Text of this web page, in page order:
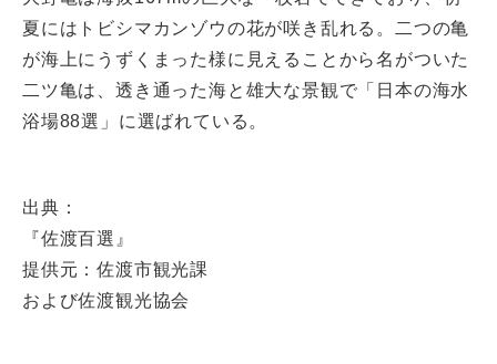
夏にはトビシマカンゾウの花が咲き乱れる。二つの亀
が海上にうずくまった様に見えることから名がついた
二ツ亀は、透き通った海と雄大な景観で「日本の海水
浴場88選」に選ばれている。
出典：
『佐渡百選』
提供元：佐渡市観光課
および佐渡観光協会